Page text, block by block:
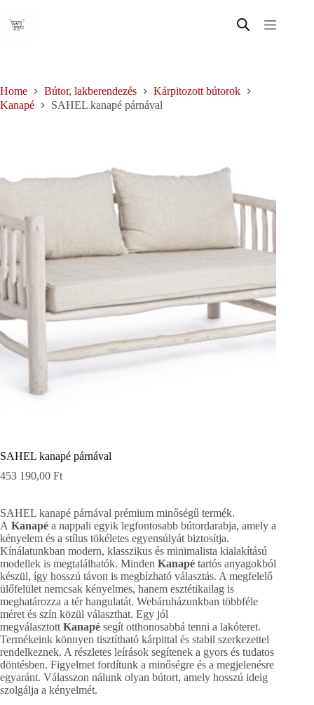
content
Home Bútor, lakberendezés
Kárpitozott bútorok
Kanapé
SAHEL kanapé párnával
SAHEL kanapé párnával
453 190,00 Ft
SAHEL kanapé párnával prémium minőségű termék.
A Kanapé a nappali egyik legfontosabb bútordarabja, amely a
kényelem és a stílus tökéletes egyensúlyát biztosítja.
Kínálatunkban modern, klasszikus és minimalista kialakítású
modellek is megtalálhatók. Minden Kanapé tartós anyagokból
készül, így hosszú távon is megbízható választás. A megfelelő
ülőfelület nemcsak kényelmes, hanem esztétikailag is
meghatározza a tér hangulatát. Webáruházunkban többféle
méret és szín közül választhat. Egy jól
megválasztott Kanapé segít otthonosabbá tenni a lakóteret.
Termékeink könnyen tisztítható kárpittal és stabil szerkezettel
rendelkeznek. A részletes leírások segítenek a gyors és tudatos
döntésben. Figyelmet fordítunk a minőségre és a megjelenésre
egyaránt. Válasszon nálunk olyan bútort, amely hosszú ideig
szolgálja a kényelmét.